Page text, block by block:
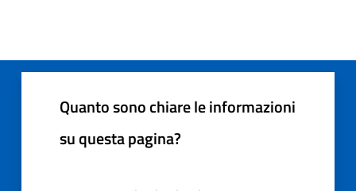
Quanto sono chiare le informazioni
su questa pagina?